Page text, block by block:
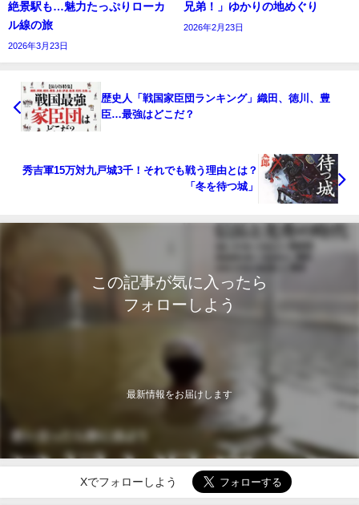
絶景駅も…魅力たっぷりローカ
ル線の旅
2026年3月23日
兄弟！」ゆかりの地めぐり
2026年2月23日
歴史人「戦国家臣団ランキング」織田、徳川、豊
臣…最強はどこだ？
秀吉軍15万対九戸城3千！それでも戦う理由とは？
「冬を待つ城」
この記事が気に入ったら
フォローしよう
最新情報をお届けします
Xでフォローしよう